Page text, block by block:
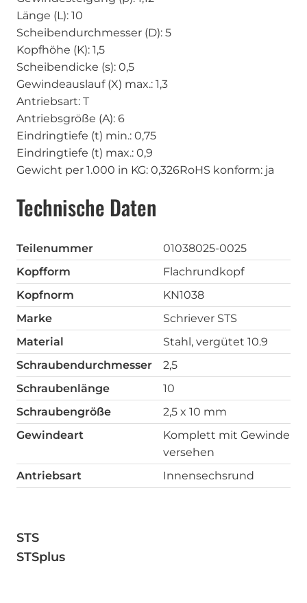
STS
STSplus
Länge (L): 10
Scheibendurchmesser (D): 5
Kopfhöhe (K): 1,5
Scheibendicke (s): 0,5
Gewindeauslauf (X) max.: 1,3
Antriebsart: T
Antriebsgröße (A): 6
Eindringtiefe (t) min.: 0,75
Eindringtiefe (t) max.: 0,9
Gewicht per 1.000 in KG: 0,326RoHS konform: ja
Technische Daten
Teilenummer
01038025-0025
Kopfform
Flachrundkopf
Kopfnorm
KN1038
Marke
Schriever STS
Material
Stahl, vergütet 10.9
Schraubendurchmesser
2,5
Schraubenlänge
10
Schraubengröße
2,5 x 10 mm
Gewindeart
Komplett mit Gewinde
versehen
Antriebsart
Innensechsrund